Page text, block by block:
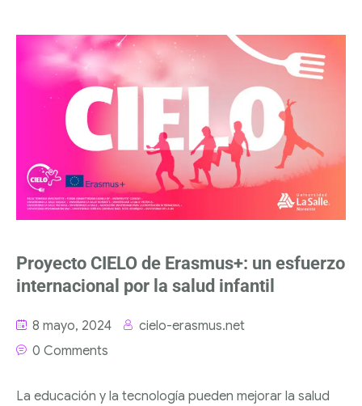
Proyecto CIELO de Erasmus+: un esfuerzo
internacional por la salud infantil
8 mayo, 2024
cielo-erasmus.net
0 Comments
La educación y la tecnología pueden mejorar la salud